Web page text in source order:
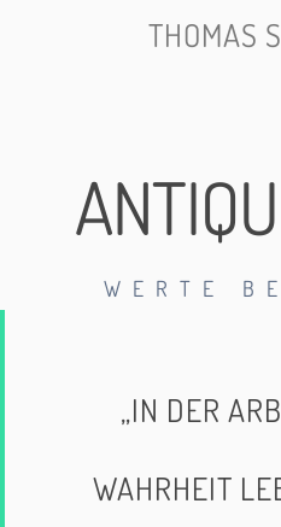
THOMAS
WERTE
„IN DER
WAHRHEIT